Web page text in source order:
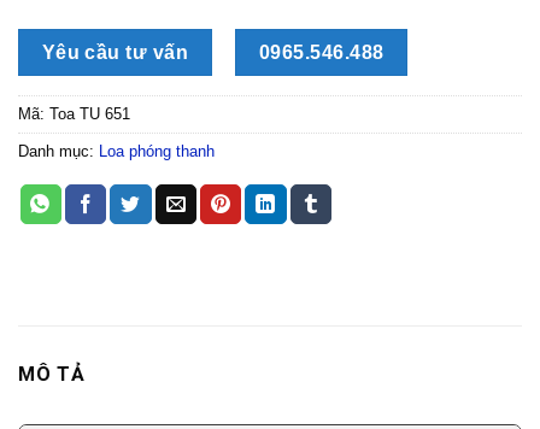
Yêu cầu tư vấn 0965.546.488
Mã: Toa TU 651
Danh mục: Loa phóng thanh
MÔ TẢ